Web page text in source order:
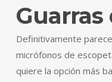
Definitivamente
micrófonos de
quiere la opción más